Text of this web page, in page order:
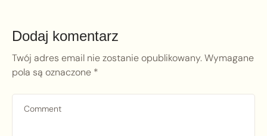
Dodaj komentarz
Twój adres email nie zostanie opublikowany.Wymagane
pola są oznaczone *